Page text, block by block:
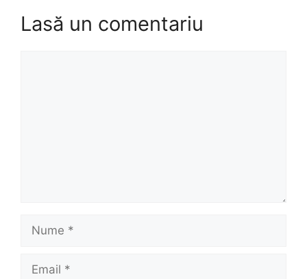
Lasă un comentariu